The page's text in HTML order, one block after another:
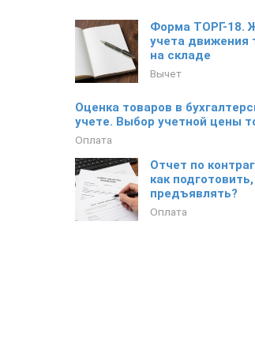
Форма ТОРГ-18.
учета движения
на складе
Вычет
Оценка товаров в
учете. Выбор учетной цены
Оплата
Отчет по
как
предъявлять?
Оплата